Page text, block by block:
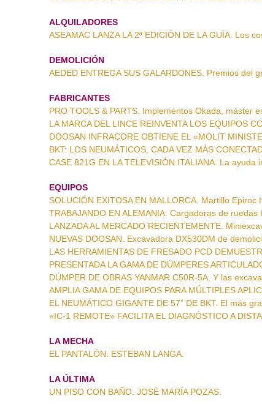
ALQUILADORES
ASEAMAC LANZA LA 2ª EDICIÓN DE LA GUÍA. Los
DEMOLICIÓN
AEDED ENTREGA SUS GALARDONES. Premios del
FABRICANTES
PRO TOOLS & PARTS. Implementos Okada, máster
LA MARCA DEL LINCE REINVENTA LOS EQUIPOS
DOOSAN INFRACORE OBTIENE EL «MOLIT
BKT: LOS NEUMÁTICOS, CADA VEZ MÁS
CASE 821G EN LA TELEVISIÓN ITALIANA. La ayuda
EQUIPOS
SOLUCIÓN EXITOSA EN MALLORCA. Martillo Epiroc
TRABAJANDO EN ALEMANIA. Cargadoras de
LANZADA AL MERCADO RECIENTEMENTE.
NUEVAS DOOSAN. Excavadora DX530DM de
LAS HERRAMIENTAS DE FRESADO PCD
PRESENTADA LA GAMA DE DÚMPERES
DÚMPER DE OBRAS YANMAR C50R-5A. Y las
AMPLIA GAMA DE EQUIPOS PARA MÚLTIPLES
EL NEUMÁTICO GIGANTE DE 57” DE BKT. El más
«IC-1 REMOTE» FACILITA EL DIAGNÓSTICO A
LA MECHA
EL PANTALÓN. ESTEBAN LANGA.
LA ÚLTIMA
UN PISO CON BAÑO. JOSÉ MARÍA POZAS.